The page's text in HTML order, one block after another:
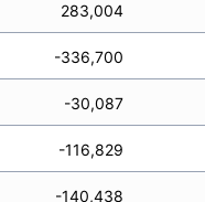
283,004
-336,700
-30,087
-116,829
-140,438